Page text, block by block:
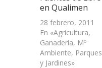
en Qualimen
28 febrero, 2011
En «Agricultura,
Ganadería, Mº
Ambiente, Parques
y Jardines»